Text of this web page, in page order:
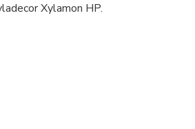
Xylamon HP.